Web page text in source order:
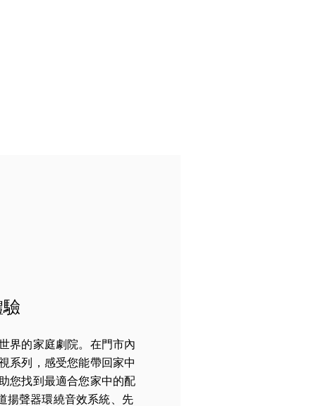
界的家庭劇院。在門市內
系列，感受您能帶回家中
您找到最適合您家中的配
揚聲器環繞音效系統、先